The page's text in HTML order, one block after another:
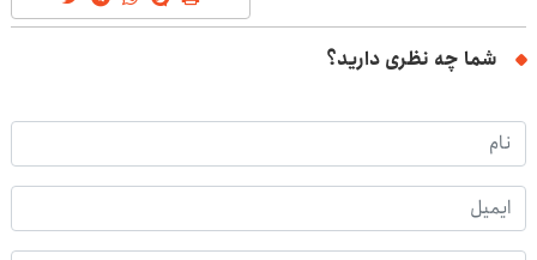
شما چه نظری دارید؟